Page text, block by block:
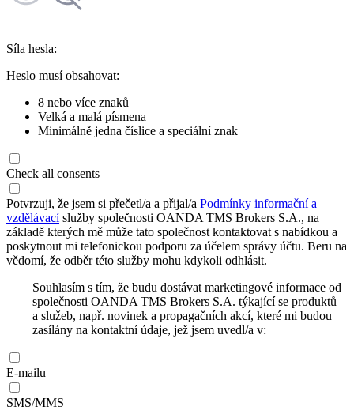
Síla hesla:
Heslo musí obsahovat:
8 nebo více znaků
Velká a malá písmena
Minimálně jedna číslice a speciální znak
Check all consents
Potvrzuji, že jsem si přečetl/a a přijal/a Podmínky informační a
vzdělávacíslužby společnosti OANDA TMS Brokers S.A., na
základě kterých mě může tato společnost kontaktovat s nabídkou a
poskytnout mi telefonickou podporu za účelem správy účtu. Beru na
vědomí, že odběr této služby mohu kdykoli odhlásit.
Souhlasím s tím, že budu dostávat marketingové informace od
společnosti OANDA TMS Brokers S.A. týkající se produktů
a služeb, např. novinek a propagačních akcí, které mi budou
zasílány na kontaktní údaje, jež jsem uvedl/a v:
E-mailu
SMS/MMS